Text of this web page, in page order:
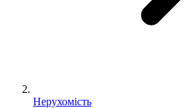
Нерухомість